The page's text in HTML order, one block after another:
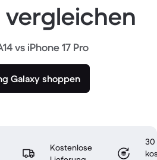
vs iPhone 17 Pro
Galaxy shoppen
Kostenlose
30